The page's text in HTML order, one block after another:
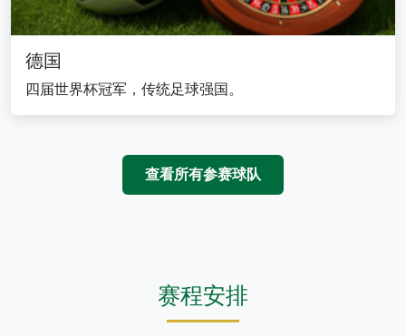
德国
四届世界杯冠军，传统足球强国。
查看所有参赛球队
赛程安排